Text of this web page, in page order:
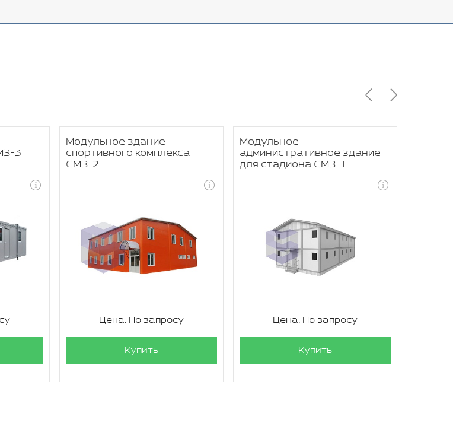
3
Модульное здание
спортивного комплекса
СМЗ-2
Цена: По запросу
Купить
Модульное
административное здание
для стадиона СМЗ-1
Цена: По запросу
Купить